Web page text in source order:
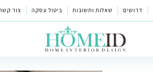
דרושים שאלות ותשובות ביטול עסקה צור